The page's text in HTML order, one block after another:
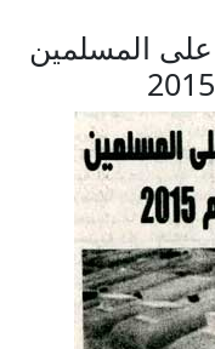
400 اعتداء على المسلمين